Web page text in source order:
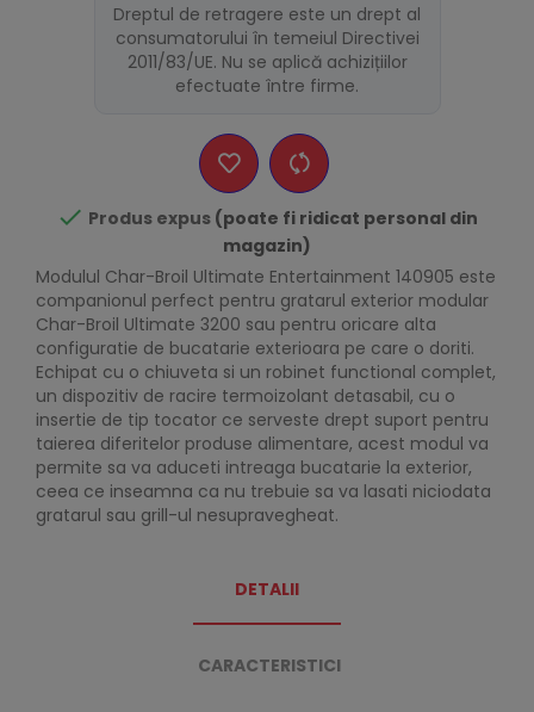
Dreptul de retragere este un drept al
consumatorului în temeiul Directivei
2011/83/UE. Nu se aplică achizițiilor
efectuate între firme.
 Produs expus (poate fi ridicat personal din
magazin)
Modulul Char-Broil Ultimate Entertainment 140905 este
companionul perfect pentru gratarul exterior modular
Char-Broil Ultimate 3200 sau pentru oricare alta
configuratie de bucatarie exterioara pe care o doriti.
Echipat cu o chiuveta si un robinet functional complet,
un dispozitiv de racire termoizolant detasabil, cu o
insertie de tip tocator ce serveste drept suport pentru
taierea diferitelor produse alimentare, acest modul va
permite sa va aduceti intreaga bucatarie la exterior,
ceea ce inseamna ca nu trebuie sa va lasati niciodata
gratarul sau grill-ul nesupravegheat.
DETALII
CARACTERISTICI